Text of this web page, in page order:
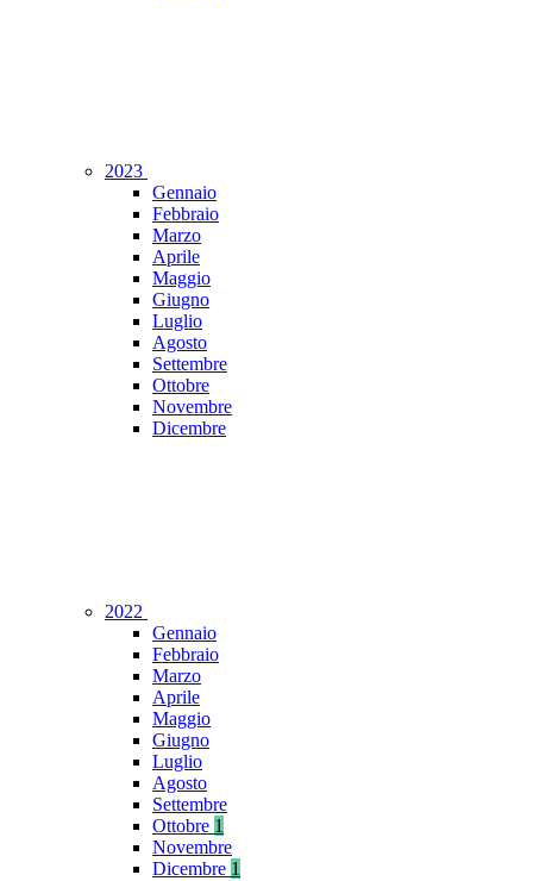
2023
Gennaio
Febbraio
Marzo
Aprile
Maggio
Giugno
Luglio
Agosto
Settembre
Ottobre
Novembre
Dicembre
2022
Gennaio
Febbraio
Marzo
Aprile
Maggio
Giugno
Luglio
Agosto
Settembre
Ottobre 1
Novembre
Dicembre 1